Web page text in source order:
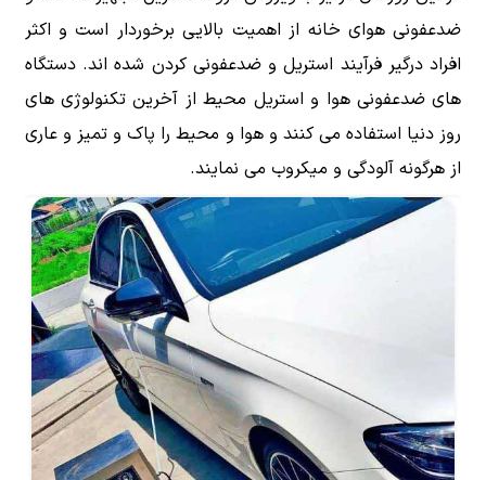
ضدعفونی هوای خانه از اهمیت بالایی برخوردار است و اکثر
افراد درگیر فرآیند استریل و ضدعفونی کردن شده اند. دستگاه
های ضدعفونی هوا و استریل محیط از آخرین تکنولوژی های
روز دنیا استفاده می کنند و هوا و محیط را پاک و تمیز و عاری
از هرگونه آلودگی و میکروب می نمایند.